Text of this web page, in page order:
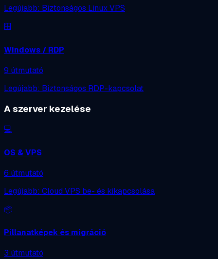
Legújabb: Biztonságos Linux VPS
🪟
Windows / RDP
9 útmutató
Legújabb: Biztonságos RDP-kapcsolat
A szerver kezelése
💻
OS & VPS
6 útmutató
Legújabb: Cloud VPS be- és kikapcsolása
📦
Pillanatképek és migráció
3 útmutató